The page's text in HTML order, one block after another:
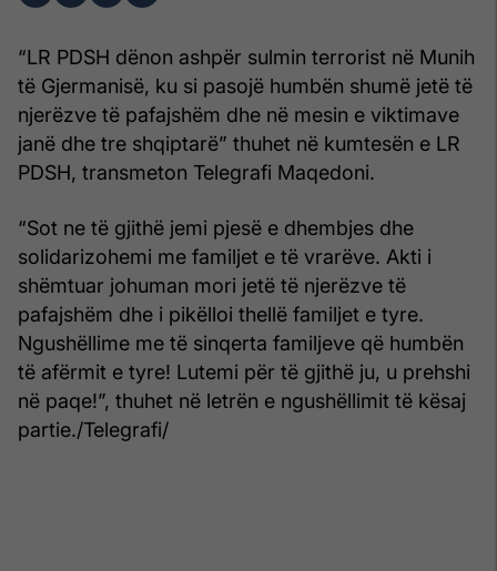
“LR PDSH dënon ashpër sulmin terrorist në Munih
të Gjermanisë, ku si pasojë humbën shumë jetë të
njerëzve të pafajshëm dhe në mesin e viktimave
janë dhe tre shqiptarë” thuhet në kumtesën e LR
PDSH, transmeton Telegrafi Maqedoni.
“Sot ne të gjithë jemi pjesë e dhembjes dhe
solidarizohemi me familjet e të vrarëve. Akti i
shëmtuar johuman mori jetë të njerëzve të
pafajshëm dhe i pikëlloi thellë familjet e tyre.
Ngushëllime me të sinqerta familjeve që humbën
të afërmit e tyre! Lutemi për të gjithë ju, u prehshi
në paqe!”, thuhet në letrën e ngushëllimit të kësaj
partie./Telegrafi/